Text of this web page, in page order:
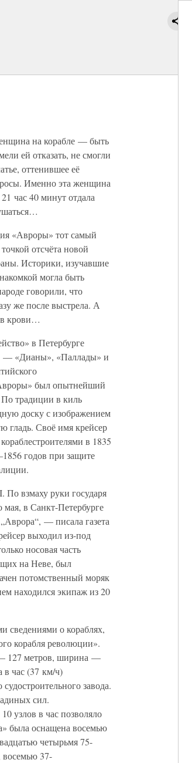
на корабле — быть
ей отказать, не смогли
оттенившее её
Именно эта женщина
час 40 минут отдала
«Авроры» тот самый
отсчёта новой
Историки, изучавшие
могла быть
говорили, что
же после выстрела. А
крови…
в Петербурге
— «Дианы», «Паллады» и
был опытнейший
традиции в киль
доску с изображением
гладь. Своё имя крейсер
в 1835
годов при защите
По взмаху руки государя
мая, в Санкт-Петербурге
— писала газета
выходил из-под
носовая часть
на Неве, был
потомственный моряк
находился экипаж из 20
сведениями о кораблях,
корабля революции».
127 метров, ширина —
в час (37 км/ч)
завода.
сил.
узлов в час позволяло
была оснащена восемью
четырьмя 75-
37-